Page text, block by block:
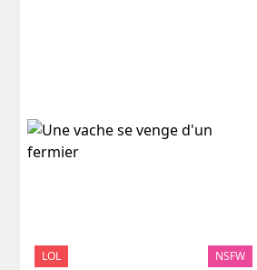
LOL NSFW